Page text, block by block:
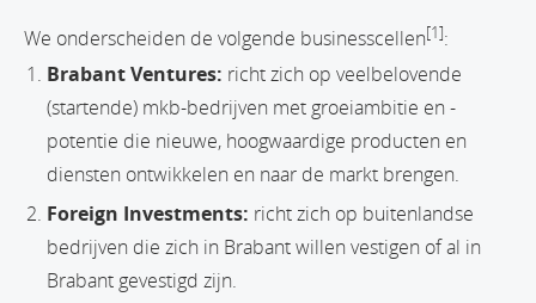
We onderscheiden de volgende businesscellen[1]:
Brabant Ventures: richt zich op veelbelovende
(startende) mkb-bedrijven met groeiambitie en -
potentie die nieuwe, hoogwaardige producten en
diensten ontwikkelen en naar de markt brengen.
Foreign Investments: richt zich op buitenlandse
bedrijven die zich in Brabant willen vestigen of al in
Brabant gevestigd zijn.